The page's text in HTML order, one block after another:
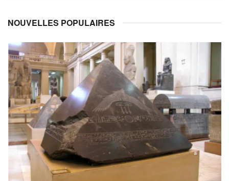
NOUVELLES POPULAIRES